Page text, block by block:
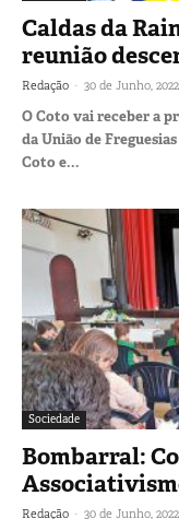
Caldas da
reunião
Redação - 30 de Junho, 2022
O Coto vai receber a
da União de
Coto e...
Sociedade
Bombarral:
Redação - 30 de Junho, 2022